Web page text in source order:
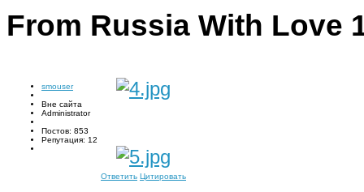
From Russia With Love
smouser
Вне сайта
Administrator
Постов: 853
Репутация: 12
Ответить Цитировать